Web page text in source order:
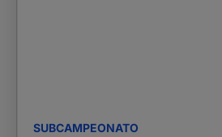
SUBCAMPEONATO